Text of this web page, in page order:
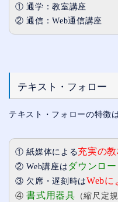
① 通学：教室講座
② 通信：Web通信講座
テキスト・フォロー
テキスト・フォローの特徴
① 紙媒体による充実の
② Web講座は ダウンロ
③ 欠席・遅刻時はWebに
④書式用器具 （縮尺定